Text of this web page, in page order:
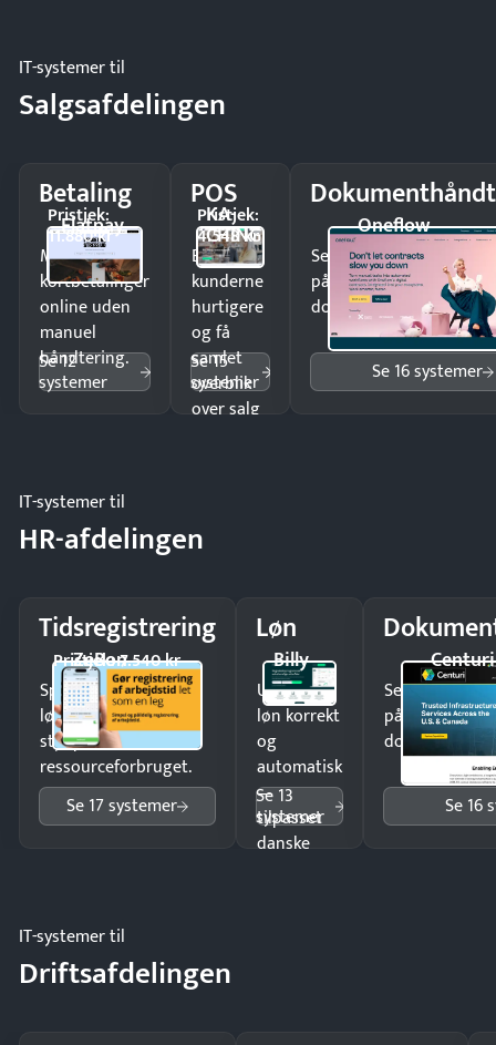
IT-systemer til
Salgsafdelingen
Betaling
Flatpay
Pristjek:
11.880 kr
Modtag
kortbetalinger
online uden
manuel
håndtering.
Se 12
systemer
POS
KA-
CHING
Pristjek:
4.548 kr
Ekspedér
kunderne
hurtigere
og få
samlet
overblik
over salg
Se 15
systemer
Oneflow
Send kontrakter til
på minutter og mist
dokumenter.
Se 16 systemer
IT-systemer til
HR-afdelingen
Tidsregistrering
ZeBon
Pristjek: 7.540 kr
Spar tid på
lønberegning og få
styr på
ressourceforbruget.
Se 17 systemer
Løn
Billy
Udbetal
løn korrekt
og
automatisk
—
tilpasset
danske
Se 13
systemer
Centuri
Send
på minutter
dokumenter.
Se 16
IT-systemer til
Driftsafdelingen